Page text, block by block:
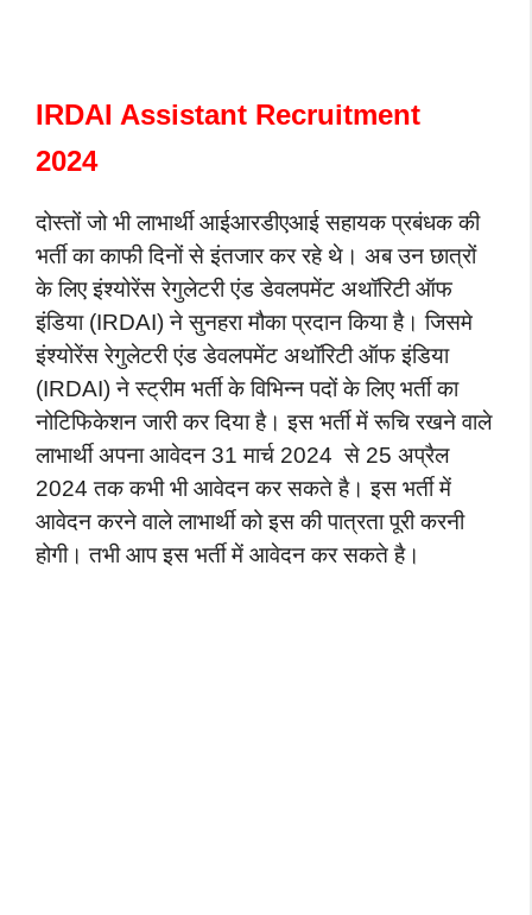
IRDAI Assistant Recruitment
2024
दोस्तों जो भी लाभार्थी आईआरडीएआई सहायक प्रबंधक की
भर्ती का काफी दिनों से इंतजार कर रहे थे। अब उन छात्रों
के लिए इंश्योरेंस रेगुलेटरी एंड डेवलपमेंट अथॉरिटी ऑफ
इंडिया (IRDAI) ने सुनहरा मौका प्रदान किया है। जिसमे
इंश्योरेंस रेगुलेटरी एंड डेवलपमेंट अथॉरिटी ऑफ इंडिया
(IRDAI) ने स्ट्रीम भर्ती के विभिन्न पदों के लिए भर्ती का
नोटिफिकेशन जारी कर दिया है। इस भर्ती में रूचि रखने वाले
लाभार्थी अपना आवेदन 31 मार्च 2024 से 25 अप्रैल
2024 तक कभी भी आवेदन कर सकते है। इस भर्ती में
आवेदन करने वाले लाभार्थी को इस की पात्रता पूरी करनी
होगी। तभी आप इस भर्ती में आवेदन कर सकते है।